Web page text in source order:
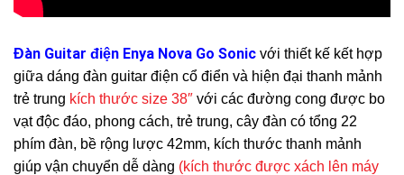
Đàn Guitar điện Enya Nova Go Sonic với thiết kế kết hợp
giữa dáng đàn guitar điện cổ điển và hiện đại thanh mảnh
trẻ trung kích thước size 38″ với các đường cong được bo
vạt độc đáo, phong cách, trẻ trung, cây đàn có tổng 22
phím đàn, bề rộng lược 42mm, kích thước thanh mảnh
giúp vận chuyển dễ dàng (kích thước được xách lên máy